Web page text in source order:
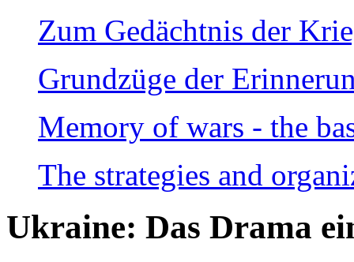
Zum Gedächtnis der
Grundzüge der
Memory of wars - the
The strategies and
Ukraine: Das Drama